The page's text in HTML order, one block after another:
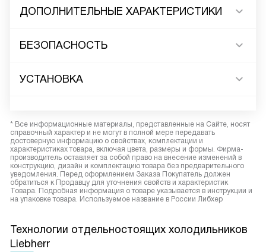
ДОПОЛНИТЕЛЬНЫЕ ХАРАКТЕРИСТИКИ
БЕЗОПАСНОСТЬ
УСТАНОВКА
* Все информационные материалы, представленные на Сайте, носят
справочный характер и не могут в полной мере передавать
достоверную информацию о свойствах, комплектации и
характеристиках товара, включая цвета, размеры и формы. Фирма-
производитель оставляет за собой право на внесение изменений в
конструкцию, дизайн и комплектацию товара без предварительного
уведомления. Перед оформлением Заказа Покупатель должен
обратиться к Продавцу для уточнения свойств и характеристик
Товара. Подробная информация о товаре указывается в инструкции и
на упаковке товара. Используемое название в России Либхер
Технологии отдельностоящих холодильников
Liebherr